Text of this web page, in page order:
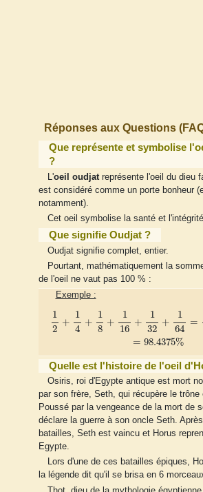
Réponses aux Questions
Que représente et symbolise
?
L'oeil oudjatreprésente l'oeil du dieu
est considéré comme un porte bonheur
notamment).
Cet oeil symbolise la santé et
Que signifie Oudjat ?
Oudjat signifie complet, entier.
Pourtant, mathématiquement la
de l'oeil ne vaut pas 100 % :
Exemple :
1
2
+
1
4
+
1
8
+
1
16
+
1
32
+
1
64
=
= 98.4375%
2 + 1 1 64 64
Quelle est l'histoire de l'oeil
Osiris, roi d'Egypte antique est mort
par son frère, Seth, qui récupère le trône
Poussé par la vengeance de la mort de
déclare la guerre à son oncle Seth.
batailles, Seth est vaincu et Horus
Egypte.
Lors d'une de ces batailles épiques,
la légende dit qu'il se brisa en 6